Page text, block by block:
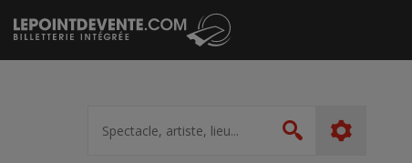
Passer
au
contenu
artiste,
lieu...
Rechercher